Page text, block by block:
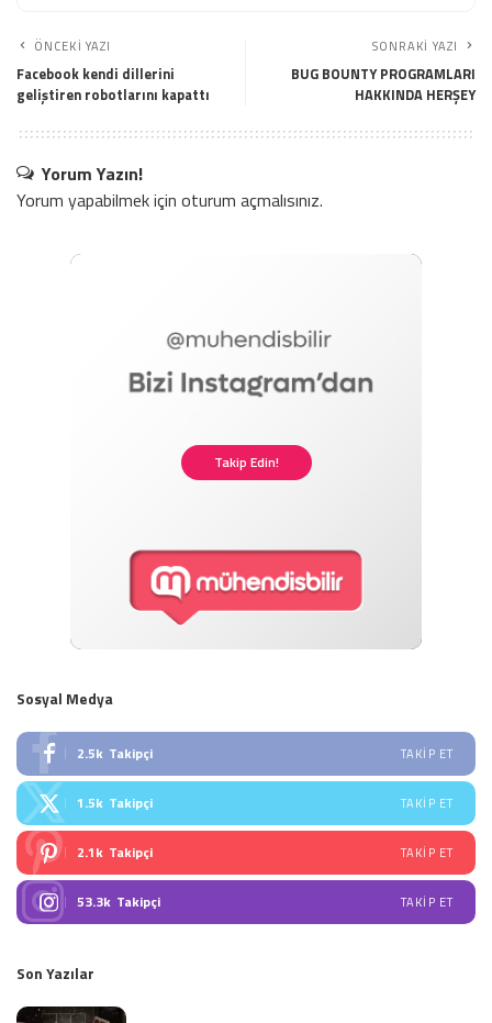
ÖNCEKI YAZI
Facebook kendi dillerini
geliştiren robotlarını kapattı
SONRAKI YAZI
BUG BOUNTY PROGRAMLARI
HAKKINDA HERŞEY
Yorum Yazın!
Yorum yapabilmek için oturum açmalısınız.
Takip Edin!
Sosyal Medya
2.5k Takipçi TAKIP ET
1.5k Takipçi TAKIP ET
2.1k Takipçi TAKIP ET
53.3k Takipçi TAKIP ET
Son Yazılar